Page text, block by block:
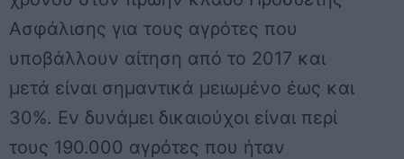
Ασφάλισης για τους αγρότες που
υποβάλλουν αίτηση από το 2017 και
μετά είναι σημαντικά μειωμένο έως και
30%. Εν δυνάμει δικαιούχοι είναι περί
τους 190.000 αγρότες που ήταν